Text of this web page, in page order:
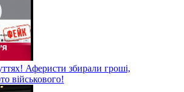
Аферисти збирали гроші,
військового!